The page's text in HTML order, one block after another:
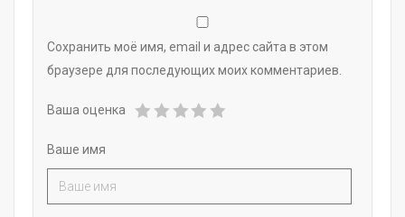
Ваше имя
Сохранить моё имя, email и адрес сайта в этом
браузере для последующих моих комментариев.
Ваша оценка